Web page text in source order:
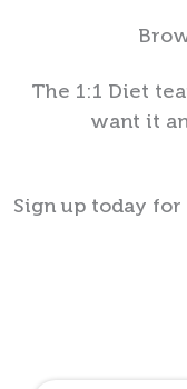
The 1:1 Diet
want it
Sign up today